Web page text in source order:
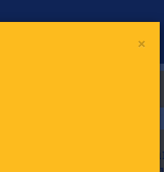
Mis niets
×